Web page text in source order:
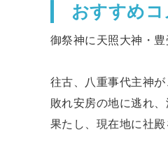
おすすめコ
御祭神に天照大神・
往古、八重事代主神
敗れ安房の地に逃れ
果たし、現在地に社